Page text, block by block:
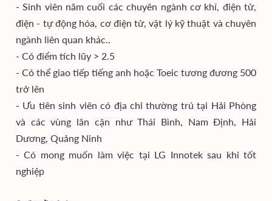
- Sinh viên năm cuối các chuyên ngành cơ khí, điện tử,
điện - tự động hóa, cơ điện tử, vật lý kỹ thuật và chuyên
ngành liên quan khác..
- Có điểm tích lũy > 2.5
- Có thể giao tiếp tiếng anh hoặc Toeic tương đương 500
trở lên
- Ưu tiên sinh viên có địa chỉ thường trú tại Hải Phòng
và các vùng lân cận như Thái Bình, Nam Định, Hải
Dương, Quảng Ninh
- Có mong muốn làm việc tại LG Innotek sau khi tốt
nghiệp